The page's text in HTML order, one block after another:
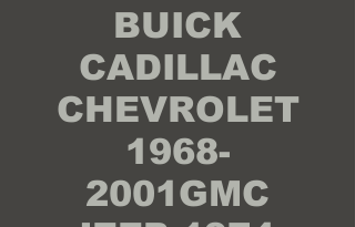
BUICK
CADILLAC
CHEVROLET
1968-
2001GMC